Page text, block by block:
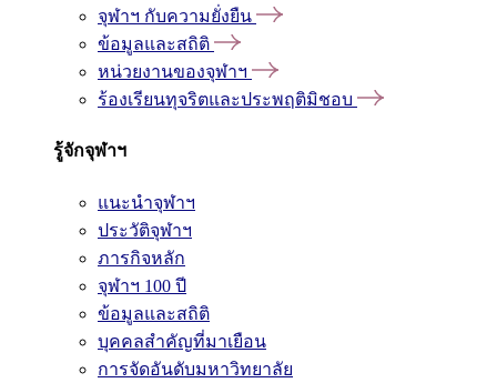
จุฬาฯ กับความยั่งยืน
ข้อมูลและสถิติ
หน่วยงานของจุฬาฯ
ร้องเรียนทุจริตและประพฤติมิชอบ
รู้จักจุฬาฯ
แนะนำจุฬาฯ
ประวัติจุฬาฯ
ภารกิจหลัก
จุฬาฯ 100 ปี
ข้อมูลและสถิติ
บุคคลสำคัญที่มาเยือน
การจัดอันดับมหาวิทยาลัย